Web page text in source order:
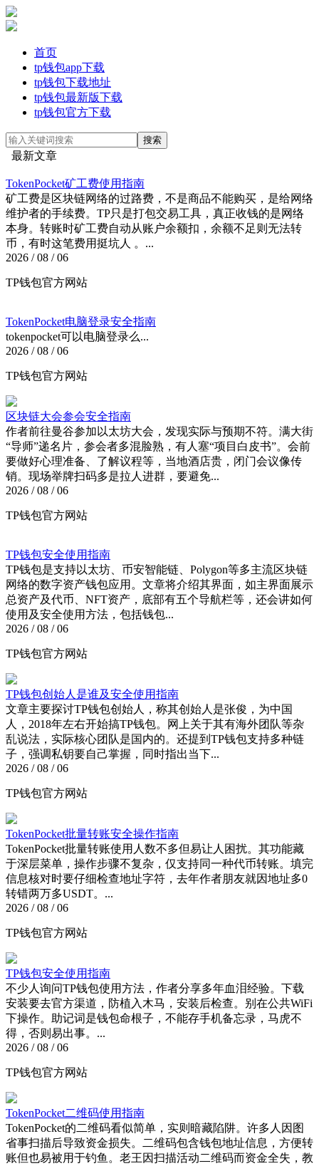
首页
tp钱包app下载
tp钱包下载地址
tp钱包最新版下载
tp钱包官方下载
最新文章
TokenPocket矿工费使用指南
矿工费是区块链网络的过路费，不是商品不能购买，是给网络
维护者的手续费。TP只是打包交易工具，真正收钱的是网络
本身。转账时矿工费自动从账户余额扣，余额不足则无法转
币，有时这笔费用挺坑人 。...
2026 / 08 / 06
TP钱包官方网站
TokenPocket电脑登录安全指南
tokenpocket可以电脑登录么...
2026 / 08 / 06
TP钱包官方网站
区块链大会参会安全指南
作者前往曼谷参加以太坊大会，发现实际与预期不符。满大街
“导师”递名片，参会者多混脸熟，有人塞“项目白皮书”。会前
要做好心理准备、了解议程等，当地酒店贵，闭门会议像传
销。现场举牌扫码多是拉人进群，要避免...
2026 / 08 / 06
TP钱包官方网站
TP钱包安全使用指南
TP钱包是支持以太坊、币安智能链、Polygon等多主流区块链
网络的数字资产钱包应用。文章将介绍其界面，如主界面展示
总资产及代币、NFT资产，底部有五个导航栏等，还会讲如何
使用及安全使用方法，包括钱包...
2026 / 08 / 06
TP钱包官方网站
TP钱包创始人是谁及安全使用指南
文章主要探讨TP钱包创始人，称其创始人是张俊，为中国
人，2018年左右开始搞TP钱包。网上关于其有海外团队等杂
乱说法，实际核心团队是国内的。还提到TP钱包支持多种链
子，强调私钥要自己掌握，同时指出当下...
2026 / 08 / 06
TP钱包官方网站
TokenPocket批量转账安全操作指南
TokenPocket批量转账使用人数不多但易让人困扰。其功能藏
于深层菜单，操作步骤不复杂，仅支持同一种代币转账。填完
信息核对时要仔细检查地址字符，去年作者朋友就因地址多0
转错两万多USDT。...
2026 / 08 / 06
TP钱包官方网站
TP钱包安全使用指南
不少人询问TP钱包使用方法，作者分享多年血泪经验。下载
安装要去官方渠道，防植入木马，安装后检查。别在公共WiFi
下操作。助记词是钱包命根子，不能存手机备忘录，马虎不
得，否则易出事。...
2026 / 08 / 06
TP钱包官方网站
TokenPocket二维码使用指南
TokenPocket的二维码看似简单，实则暗藏陷阱。许多人因图
省事扫描后导致资金损失。二维码包含钱包地址信息，方便转
账但也易被用于钓鱼。老王因扫描活动二维码而资金全失，教